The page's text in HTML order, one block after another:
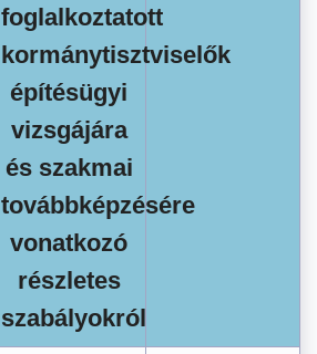
foglalkoztatott
kormánytisztviselők
építésügyi
vizsgájára
és szakmai
továbbképzésére
vonatkozó
részletes
szabályokról